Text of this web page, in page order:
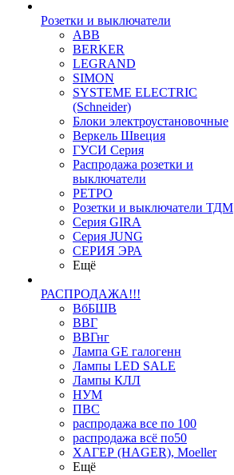
Розетки и выключатели
ABB
BERKER
LEGRAND
SIMON
SYSTEME ELECTRIC
(Schneider)
Блоки электроустановочные
Веркель Швеция
ГУСИ Серия
Распродажа розетки и
выключатели
РЕТРО
Розетки и выключатели ТДМ
Серия GIRA
Серия JUNG
СЕРИЯ ЭРА
Ещё
РАСПРОДАЖА!!!
ВбБШВ
ВВГ
ВВГнг
Лампа GE галогенн
Лампы LED SALE
Лампы КЛЛ
НУМ
ПВС
распродажа все по 100
распродажа всё по50
ХАГЕР (HAGER), Moeller
Ещё